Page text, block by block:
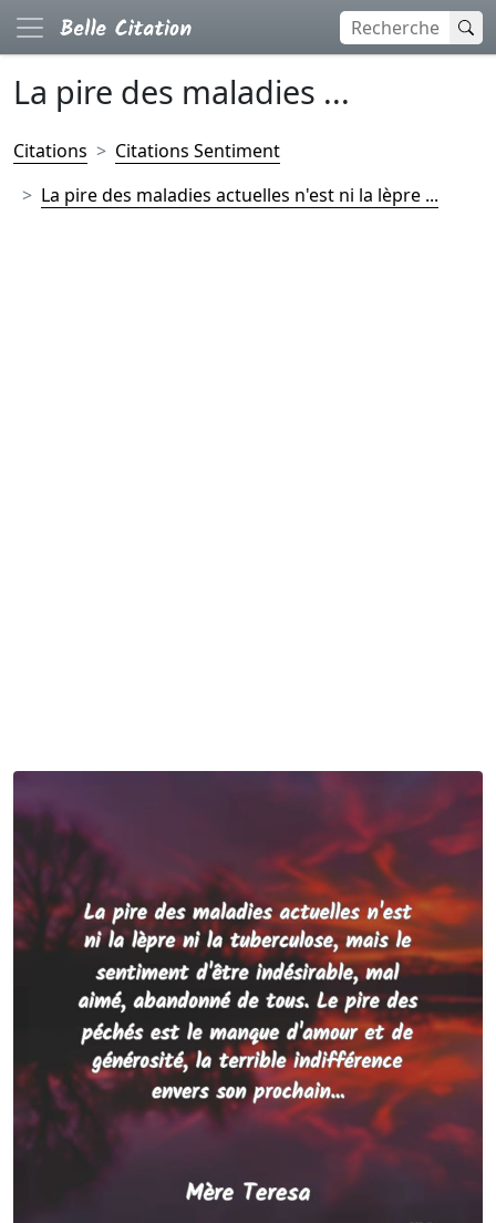
La pire des maladies ...
Citations
Citations Sentiment
La pire des maladies actuelles n'est ni la lèpre ...